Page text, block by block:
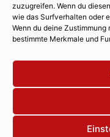
zuzugreifen. Wenn du
wie das Surfverhalten oder
Wenn du deine
bestimmte Merkmale und